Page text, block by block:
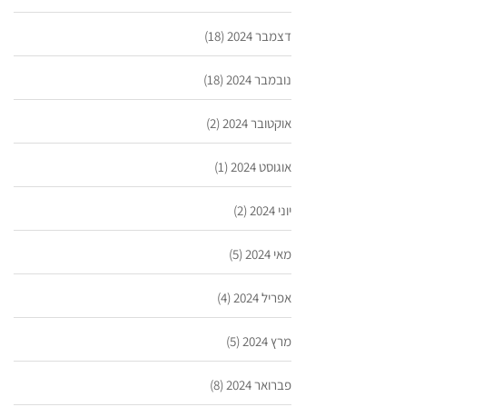
דצמבר 2024 (18)
נובמבר 2024 (18)
אוקטובר 2024 (2)
אוגוסט 2024 (1)
יוני 2024 (2)
מאי 2024 (5)
אפריל 2024 (4)
מרץ 2024 (5)
פברואר 2024 (8)